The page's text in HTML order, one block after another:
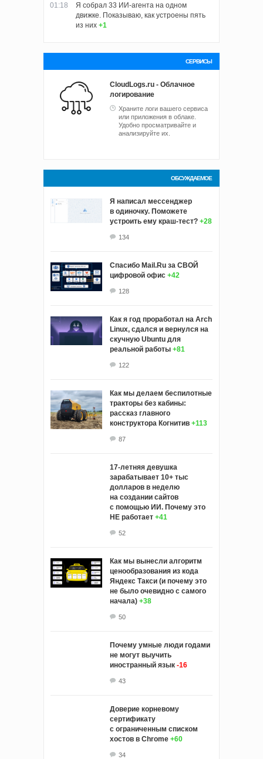
01:18
Я собрал 33 ИИ-агента на одном
движке. Показываю, как устроены пять
из них +1
СЕРВИСЫ
CloudLogs.ru - Облачное
логирование
Храните логи вашего сервиса
или приложения в облаке.
Удобно просматривайте и
анализируйте их.
ОБСУЖДАЕМОЕ
Я написал мессенджер
в одиночку. Поможете
устроить ему краш‑тест? +28
134
Спасибо Mail.Ru за СВОЙ
цифровой офис +42
128
Как я год проработал на Arch
Linux, сдался и вернулся на
скучную Ubuntu для
реальной работы +81
122
Как мы делаем беспилотные
тракторы без кабины:
рассказ главного
конструктора Когнитив +113
87
17-летняя девушка
зарабатывает 10+ тыс
долларов в неделю
на создании сайтов
с помощью ИИ. Почему это
НЕ работает +41
52
Как мы вынесли алгоритм
ценообразования из кода
Яндекс Такси (и почему это
не было очевидно с самого
начала) +38
50
Почему умные люди годами
не могут выучить
иностранный язык -16
43
Доверие корневому
сертификату
с ограниченным списком
хостов в Chrome +60
34